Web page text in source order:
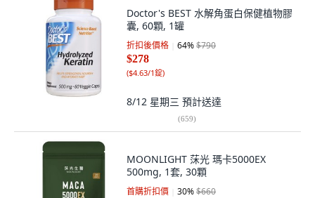
Doctor's BEST 水解角蛋白保健植物膠
囊, 60顆, 1罐
折扣後價格 64%$790
$278
($4.63/1錠)
8/12 星期三 預計送達
(659)
MOONLIGHT 莯光 瑪卡5000EX
500mg, 1套, 30顆
首購折扣價 30%$660